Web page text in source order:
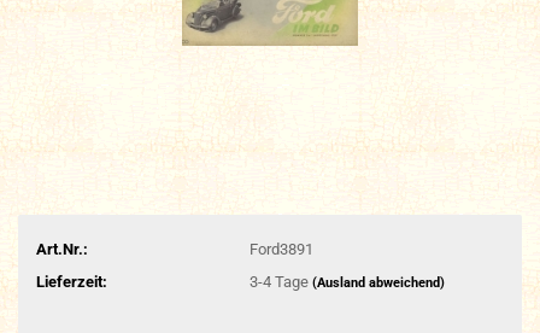
Art.Nr.:
Ford3891
Lieferzeit:
3-4 Tage (Ausland abweichend)